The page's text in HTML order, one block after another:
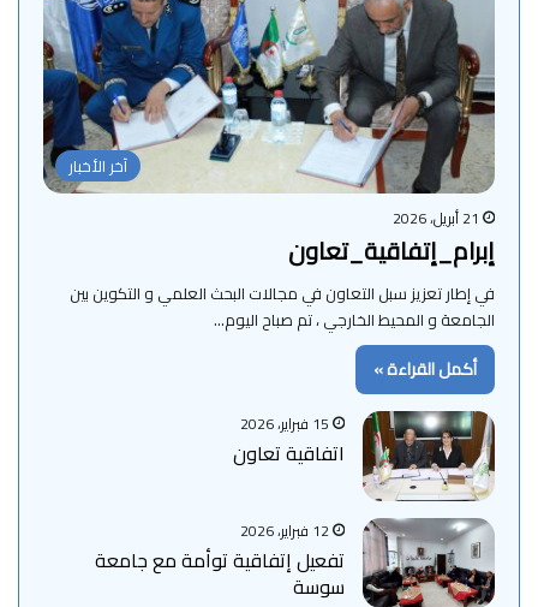
آخر الأخبار
21 أبريل، 2026
إبرام_إتفاقية_تعاون
في إطار تعزيز سبل التعاون في مجالات البحث العلمي و التكوين بين
الجامعة و المحيط الخارجي ، تم صباح اليوم…
أكمل القراءة »
15 فبراير، 2026
اتفاقية تعاون
12 فبراير، 2026
تفعيل إتفاقية توأمة مع جامعة
سوسة